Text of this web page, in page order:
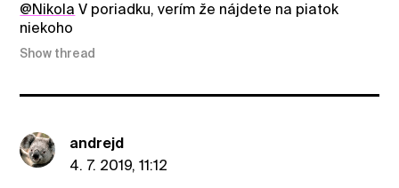
@Nikola V poriadku, verím že nájdete na piatok
niekoho
Show thread
andrejd
4. 7. 2019, 11:12